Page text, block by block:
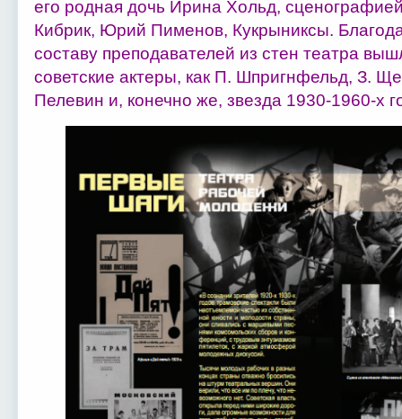
его родная дочь Ирина Хольд,
Кибрик, Юрий Пименов, Кукрыниксы.
составу преподавателей из стен театра
советские актеры, как П. Шпригнфельд, З.
Пелевин и, конечно же, звезда 1930-1960-х